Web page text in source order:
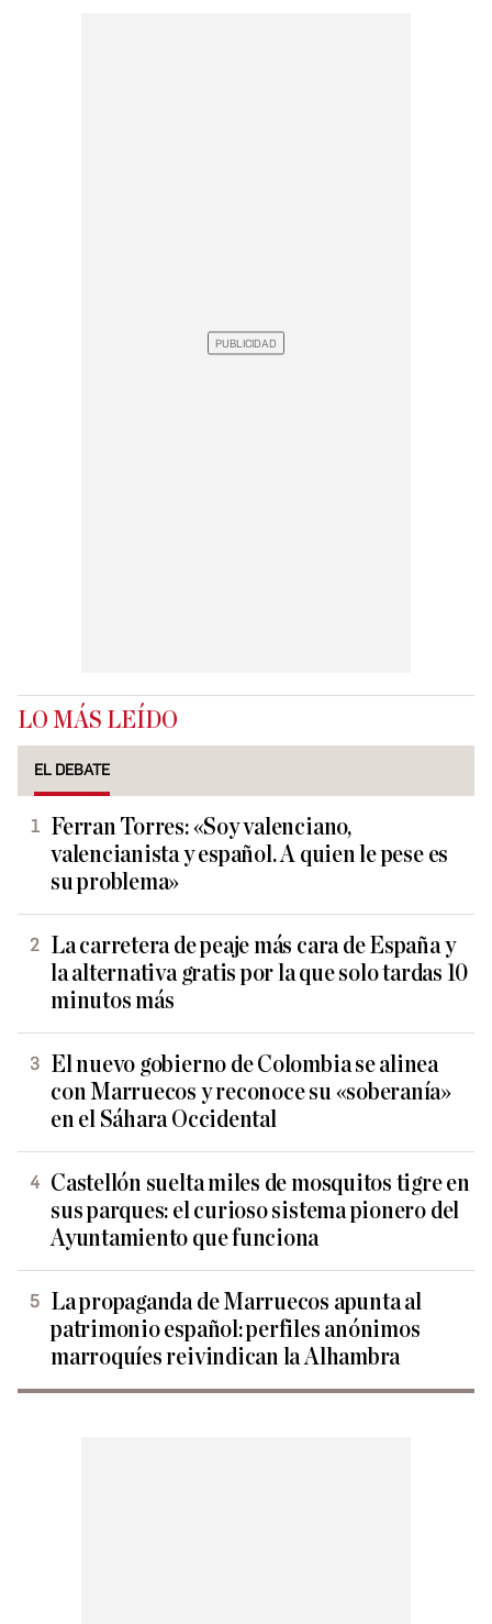
LO MÁS LEÍDO
EL DEBATE
Ferran Torres: «Soy valenciano,
valencianista y español. A quien le pese es
su problema»
La carretera de peaje más cara de España y
la alternativa gratis por la que solo tardas 10
minutos más
El nuevo gobierno de Colombia se alinea
con Marruecos y reconoce su «soberanía»
en el Sáhara Occidental
Castellón suelta miles de mosquitos tigre en
sus parques: el curioso sistema pionero del
Ayuntamiento que funciona
La propaganda de Marruecos apunta al
patrimonio español: perfiles anónimos
marroquíes reivindican la Alhambra